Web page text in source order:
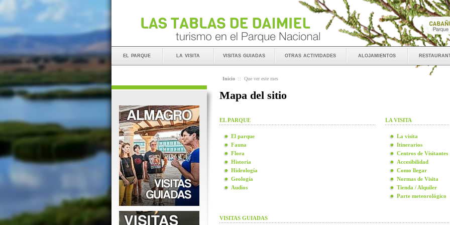
el parque la visita visitas guiadas otras actividades alojamientos
Inicio :: Que ver este mes
Mapa del sitio
EL PARQUE
El parque
Fauna
Flora
Historia
Hidrología
Geología
Audios
LA VISITA
La visita
Itinerarios
Centros de Visitantes
Accesibilidad
Como llegar
Normas de Visita
Tienda / Alquiler
Parte meteorológico
VISITAS GUIADAS